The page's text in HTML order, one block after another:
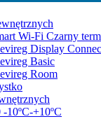
Wi-Fi Czarny
Display
Basic
Room
10ºC-+10ºC